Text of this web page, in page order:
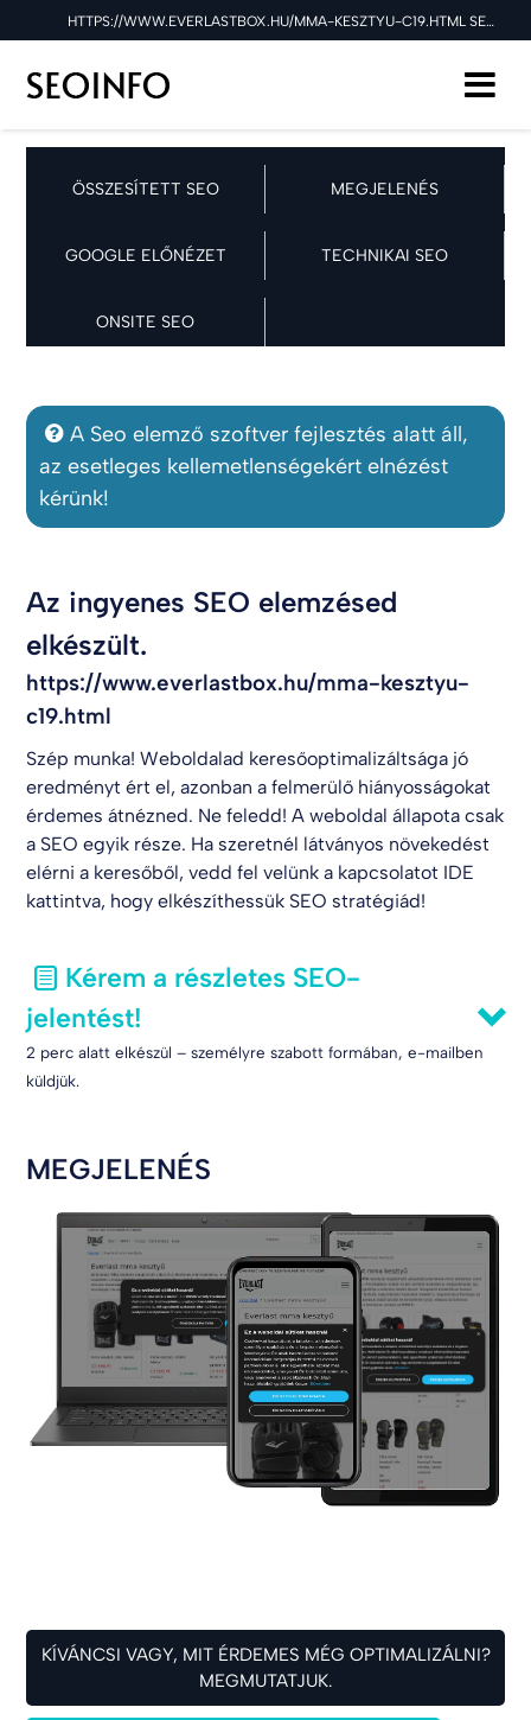
HTTPS://WWW.EVERLASTBOX.HU/MMA-KESZTYU-C19.HTML SEO ELLENŐRZÉSE A 2025.04.25 NAPON
ÖSSZESÍTETT SEO MEGJELENÉS
GOOGLE ELŐNÉZET TECHNIKAI SEO
ONSITE SEO
A Seo elemző szoftver fejlesztés alatt áll,
az esetleges kellemetlenségekért elnézést
kérünk!
Az ingyenes SEO elemzésed
elkészült.
https://www.everlastbox.hu/mma-kesztyu-
c19.html
Szép munka! Weboldalad keresőoptimalizáltsága jó
eredményt ért el, azonban a felmerülő hiányosságokat
érdemes átnézned. Ne feledd! A weboldal állapota csak
a SEO egyik része. Ha szeretnél látványos növekedést
elérni a keresőből, vedd fel velünk a kapcsolatot IDE
kattintva, hogy elkészíthessük SEO stratégiád!
Kérem a részletes SEO-
jelentést!
2 perc alatt elkészül – személyre szabott formában, e-mailben
küldjük.
MEGJELENÉS
KÍVÁNCSI VAGY, MIT ÉRDEMES MÉG OPTIMALIZÁLNI?
MEGMUTATJUK.